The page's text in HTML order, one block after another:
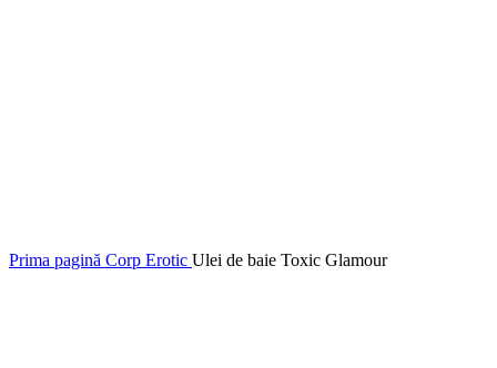
Prima pagină Corp Erotic Ulei de baie Toxic Glamour